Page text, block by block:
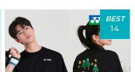
BEST
14